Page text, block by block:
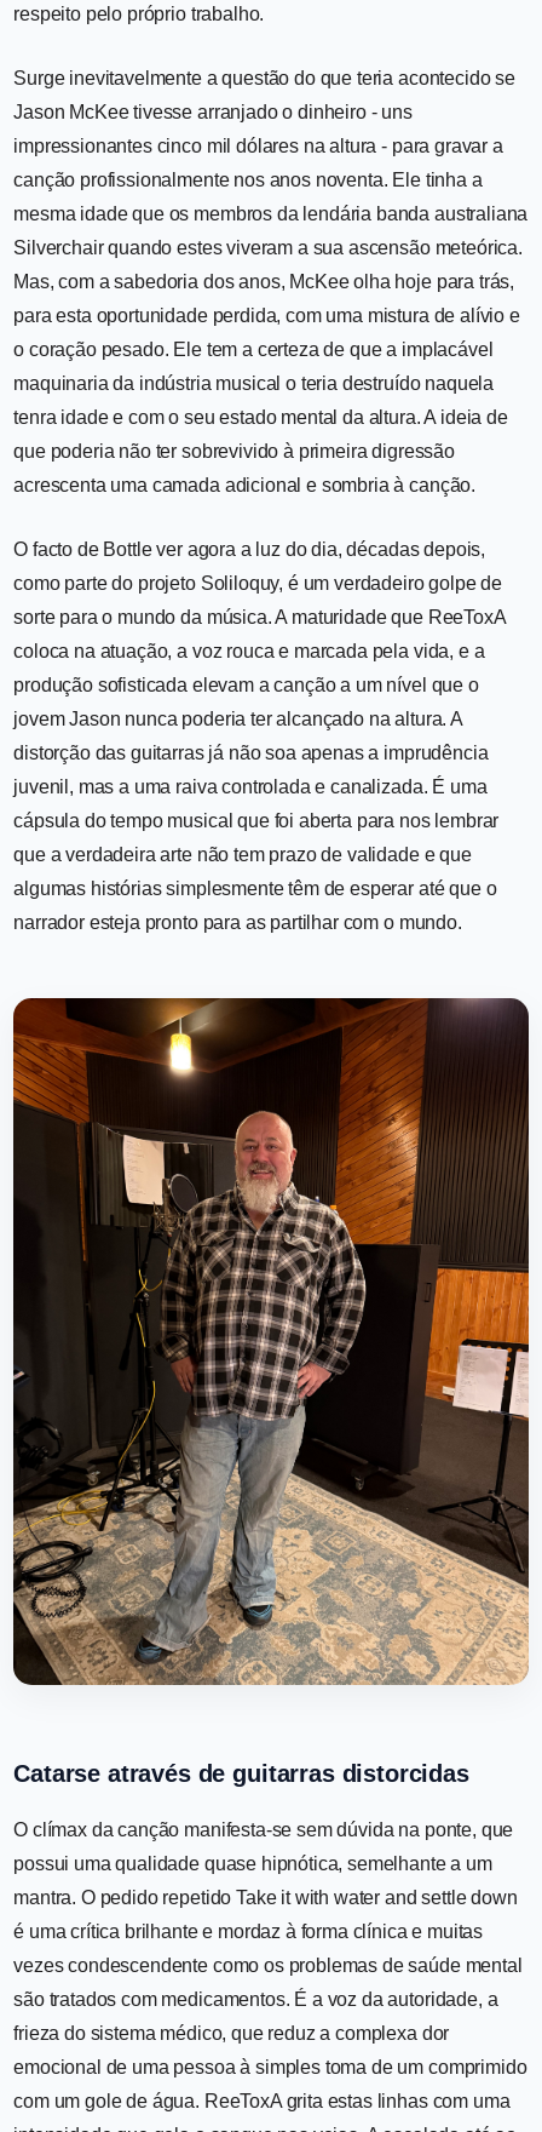
respeito pelo próprio trabalho.
Surge inevitavelmente a questão do que teria acontecido se
Jason McKee tivesse arranjado o dinheiro - uns
impressionantes cinco mil dólares na altura - para gravar a
canção profissionalmente nos anos noventa. Ele tinha a
mesma idade que os membros da lendária banda australiana
Silverchair quando estes viveram a sua ascensão meteórica.
Mas, com a sabedoria dos anos, McKee olha hoje para trás,
para esta oportunidade perdida, com uma mistura de alívio e
o coração pesado. Ele tem a certeza de que a implacável
maquinaria da indústria musical o teria destruído naquela
tenra idade e com o seu estado mental da altura. A ideia de
que poderia não ter sobrevivido à primeira digressão
acrescenta uma camada adicional e sombria à canção.
O facto de Bottle ver agora a luz do dia, décadas depois,
como parte do projeto Soliloquy, é um verdadeiro golpe de
sorte para o mundo da música. A maturidade que ReeToxA
coloca na atuação, a voz rouca e marcada pela vida, e a
produção sofisticada elevam a canção a um nível que o
jovem Jason nunca poderia ter alcançado na altura. A
distorção das guitarras já não soa apenas a imprudência
juvenil, mas a uma raiva controlada e canalizada. É uma
cápsula do tempo musical que foi aberta para nos lembrar
que a verdadeira arte não tem prazo de validade e que
algumas histórias simplesmente têm de esperar até que o
narrador esteja pronto para as partilhar com o mundo.
Catarse através de guitarras distorcidas
O clímax da canção manifesta-se sem dúvida na ponte, que
possui uma qualidade quase hipnótica, semelhante a um
mantra. O pedido repetido Take it with water and settle down
é uma crítica brilhante e mordaz à forma clínica e muitas
vezes condescendente como os problemas de saúde mental
são tratados com medicamentos. É a voz da autoridade, a
frieza do sistema médico, que reduz a complexa dor
emocional de uma pessoa à simples toma de um comprimido
com um gole de água. ReeToxA grita estas linhas com uma